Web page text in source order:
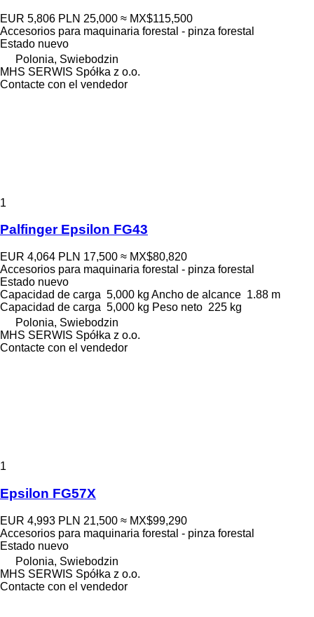
EUR 5,806 PLN 25,000 ≈ MX$115,500
Accesorios para maquinaria forestal - pinza forestal
Estado nuevo
Polonia, Swiebodzin
MHS SERWIS Spółka z o.o.
Contacte con el vendedor
1
Palfinger Epsilon FG43
EUR 4,064 PLN 17,500 ≈ MX$80,820
Accesorios para maquinaria forestal - pinza forestal
Estado nuevo
Capacidad de carga 5,000 kg Ancho de alcance 1.88 m
Capacidad de carga 5,000 kg Peso neto 225 kg
Polonia, Swiebodzin
MHS SERWIS Spółka z o.o.
Contacte con el vendedor
1
Epsilon FG57X
EUR 4,993 PLN 21,500 ≈ MX$99,290
Accesorios para maquinaria forestal - pinza forestal
Estado nuevo
Polonia, Swiebodzin
MHS SERWIS Spółka z o.o.
Contacte con el vendedor